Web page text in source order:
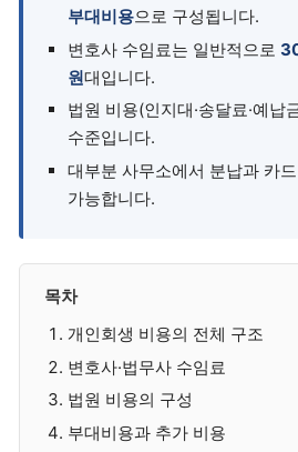
부대비용으로 구성됩니다.
변호사 수임료는 일반적으로
원대입니다.
법원 비용(인지대·송달료·예
수준입니다.
대부분 사무소에서 분납과 카
가능합니다.
목차
개인회생 비용의 전체 구조
변호사·법무사 수임료
법원 비용의 구성
부대비용과 추가 비용